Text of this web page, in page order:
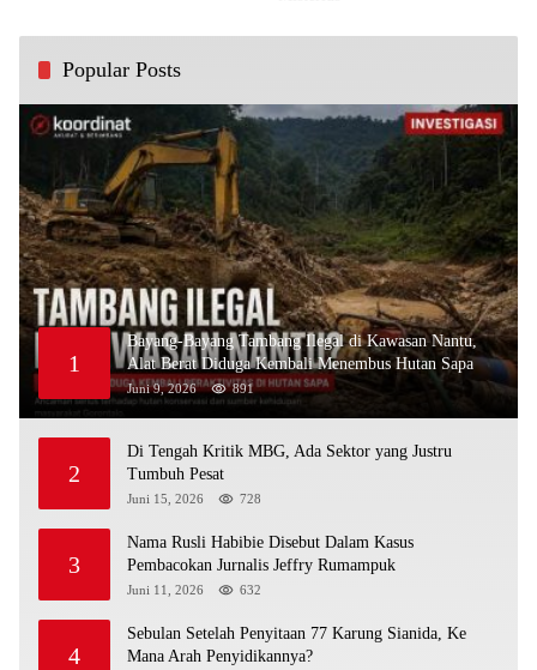
Popular Posts
1
Bayang-Bayang Tambang Ilegal di Kawasan Nantu,
Alat Berat Diduga Kembali Menembus Hutan Sapa
Juni 9, 2026 891
2
Di Tengah Kritik MBG, Ada Sektor yang Justru
Tumbuh Pesat
Juni 15, 2026 728
3
Nama Rusli Habibie Disebut Dalam Kasus
Pembacokan Jurnalis Jeffry Rumampuk
Juni 11, 2026 632
4
Sebulan Setelah Penyitaan 77 Karung Sianida, Ke
Mana Arah Penyidikannya?